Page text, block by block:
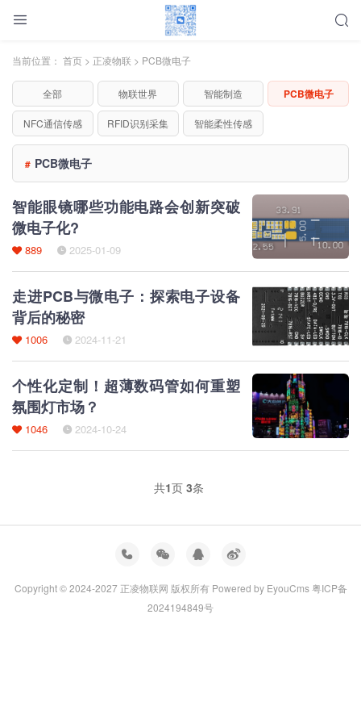
当前位置： 首页 > 正凌物联 > PCB微电子
全部 物联世界 智能制造 PCB微电子
NFC通信传感 RFID识别采集 智能柔性传感
# PCB微电子
智能眼镜哪些功能电路会创新突破
微电子化?
889 2025-01-09
走进PCB与微电子：探索电子设备
背后的秘密
1006 2024-11-21
个性化定制！超薄数码管如何重塑
氛围灯市场？
1046 2024-10-24
共1页 3条
Copyright © 2024-2027 正凌物联网 版权所有Powered by EyouCms粤ICP备
2024194849号